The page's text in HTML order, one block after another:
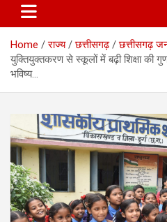
Home राज्य छत्तीसगढ़
छत्तीसगढ़
युक्तियुक्तकरण से स्कूलों में बढ़ी शिक्षा की
भविष्य…